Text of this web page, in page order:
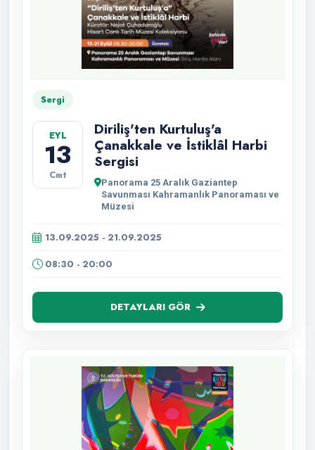
Sergi
EYL
13
Cmt
Diriliş'ten Kurtuluş'a
Çanakkale ve İstiklâl Harbi
Sergisi
Panorama 25 Aralık Gaziantep
Savunması Kahramanlık Panoraması ve
Müzesi
13.09.2025 - 21.09.2025
08:30 - 20:00
DETAYLARI GÖR